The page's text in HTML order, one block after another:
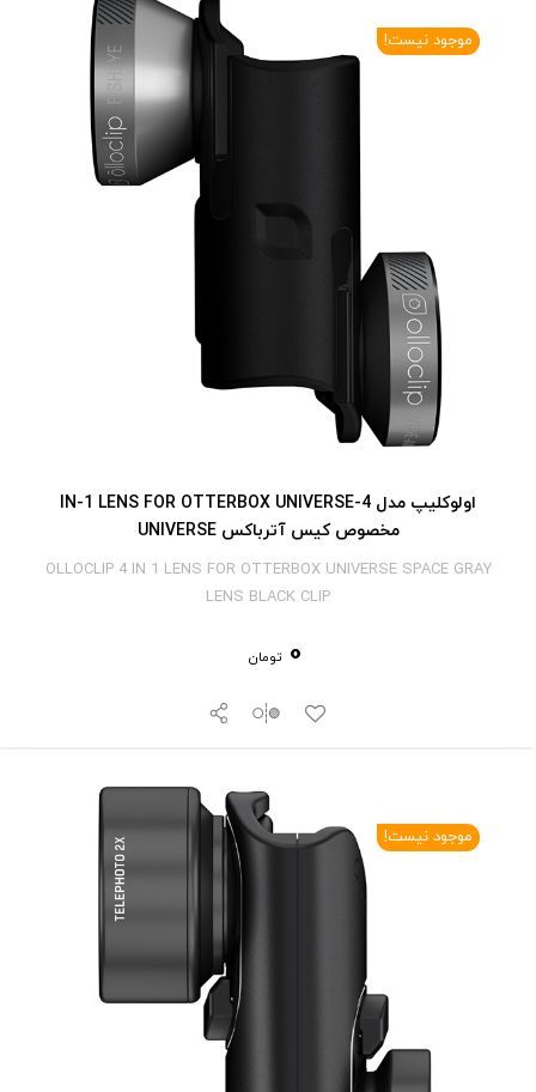
موجود نیست!
اولوکلیپ مدل 4-IN-1 LENS FOR OTTERBOX UNIVERSE
مخصوص کیس آترباکس UNIVERSE
OLLOCLIP 4 IN 1 LENS FOR OTTERBOX UNIVERSE SPACE GRAY
LENS BLACK CLIP
0 تومان
موجود نیست!